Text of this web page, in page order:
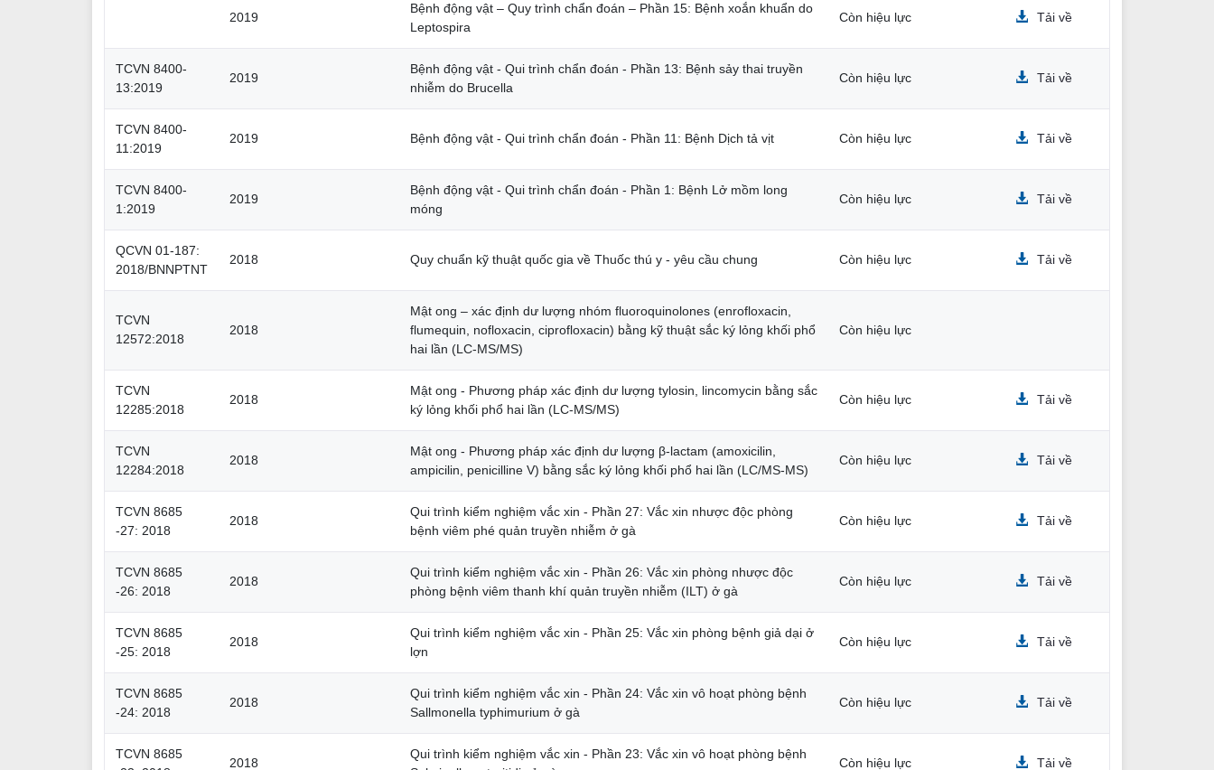
2019
Bệnh động vật – Quy trình chẩn đoán – Phần 15: Bệnh xoắn khuẩn do
Leptospira
Còn hiệu lực Tải về
TCVN 8400-
13:2019
2019
Bệnh động vật - Qui trình chẩn đoán - Phần 13: Bệnh sảy thai truyền
nhiễm do Brucella
Còn hiệu lực Tải về
TCVN 8400-
11:2019
2019 Bệnh động vật - Qui trình chẩn đoán - Phần 11: Bệnh Dịch tả vịt Còn hiệu lực Tải về
TCVN 8400-
1:2019
2019
Bệnh động vật - Qui trình chẩn đoán - Phần 1: Bệnh Lở mồm long
móng
Còn hiệu lực Tải về
QCVN 01-187:
2018/BNNPTNT
2018 Quy chuẩn kỹ thuật quốc gia về Thuốc thú y - yêu cầu chung Còn hiệu lực Tải về
TCVN
12572:2018
2018
Mật ong – xác định dư lượng nhóm fluoroquinolones (enrofloxacin,
flumequin, nofloxacin, ciprofloxacin) bằng kỹ thuật sắc ký lỏng khối phổ
hai lần (LC-MS/MS)
Còn hiệu lực
TCVN
12285:2018
2018
Mật ong - Phương pháp xác định dư lượng tylosin, lincomycin bằng sắc
ký lỏng khối phổ hai lần (LC-MS/MS)
Còn hiệu lực Tải về
TCVN
12284:2018
2018
Mật ong - Phương pháp xác định dư lượng β-lactam (amoxicilin,
ampicilin, penicilline V) bằng sắc ký lỏng khối phổ hai lần (LC/MS-MS)
Còn hiệu lực Tải về
TCVN 8685
-27: 2018
2018
Qui trình kiểm nghiệm vắc xin - Phần 27: Vắc xin nhược độc phòng
bệnh viêm phé quản truyền nhiễm ở gà
Còn hiệu lực Tải về
TCVN 8685
-26: 2018
2018
Qui trình kiểm nghiệm vắc xin - Phần 26: Vắc xin phòng nhược độc
phòng bệnh viêm thanh khí quản truyền nhiễm (ILT) ở gà
Còn hiệu lực Tải về
TCVN 8685
-25: 2018
2018
Qui trình kiểm nghiệm vắc xin - Phần 25: Vắc xin phòng bệnh giả dại ở
lợn
Còn hiệu lực Tải về
TCVN 8685
-24: 2018
2018
Qui trình kiểm nghiệm vắc xin - Phần 24: Vắc xin vô hoạt phòng bệnh
Sallmonella typhimurium ở gà
Còn hiệu lực Tải về
TCVN 8685
2018
Qui trình kiểm nghiệm vắc xin - Phần 23: Vắc xin vô hoạt phòng bệnh
Còn hiệu lực Tải về